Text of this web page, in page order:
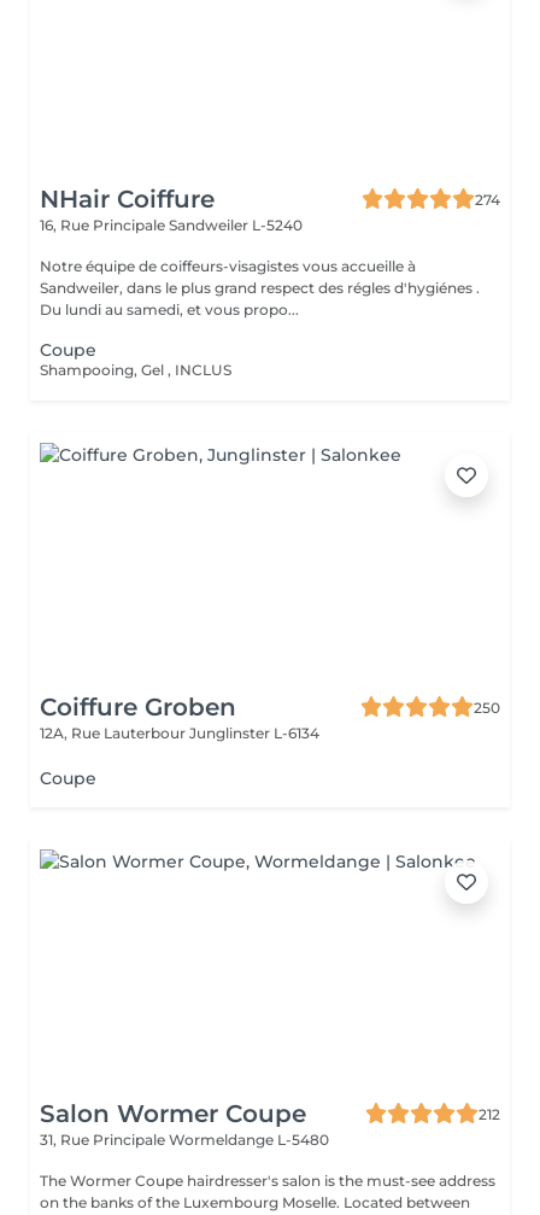
NHair Coiffure
274
16, Rue Principale Sandweiler L-5240
Notre équipe de coiffeurs-visagistes vous accueille à
Sandweiler, dans le plus grand respect des régles d'hygiénes .
Du lundi au samedi, et vous propo...
Coupe
Shampooing, Gel , INCLUS
Coiffure Groben
250
12A, Rue Lauterbour Junglinster L-6134
Coupe
Salon Wormer Coupe
212
31, Rue Principale Wormeldange L-5480
The Wormer Coupe hairdresser's salon is the must-see address
on the banks of the Luxembourg Moselle. Located between